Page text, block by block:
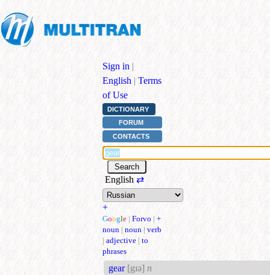
Sign in |
English | Terms
of Use
DICTIONARY
FORUM
CONTACTS
English ⇄
+
Google | Forvo | +
noun | noun | verb
| adjective | to
phrases
gear [gɪə] n